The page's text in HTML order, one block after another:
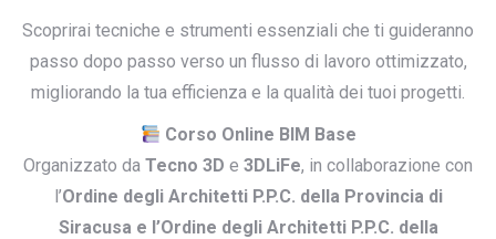
Scoprirai tecniche e strumenti essenziali che ti guideranno
passo dopo passo verso un flusso di lavoro ottimizzato,
migliorando la tua efficienza e la qualità dei tuoi progetti.
Corso Online BIM Base
Organizzato da Tecno 3D e 3DLiFe, in collaborazione con
l’Ordine degli Architetti P.P.C. della Provincia di
Siracusa e l’Ordine degli Architetti P.P.C. della